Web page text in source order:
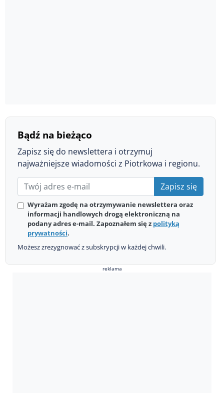
Bądź na bieżąco
Zapisz się do newslettera i otrzymuj
najważniejsze wiadomości z Piotrkowa i regionu.
Zapisz się
Wyrażam zgodę na otrzymywanie newslettera oraz
informacji handlowych drogą elektroniczną na
podany adres e-mail. Zapoznałem się z polityką
prywatności.
Możesz zrezygnować z subskrypcji w każdej chwili.
reklama